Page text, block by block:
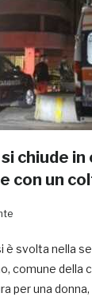
chiude in
con un
svolta nella
comune della
per una